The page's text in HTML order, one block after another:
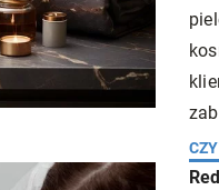
Blue Whale Press14